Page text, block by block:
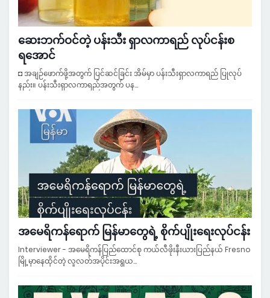
ဆေးဘက်ဝင်တဲ့ ပန်းသီး ရှာလကာရည် လုပ်ငန်းစ
ရအောင်
◘ အချဉ်ဖောက်ဖို့အတွက် ပြင်ဆင်ခြင်း အိမ်မှာ ပန်းသီးရှာလကာရည် ပြုလုပ်
နည်း။ ပန်းသီးရှာလကာရည်အတွက် ပန…
အမေရိကန်ရောက် မြန်မာတွေရဲ့ စိုက်ပျိုးရေးလုပ်ငန်း
Interviewer - အမေရိကန်ပြည်ထောင်စု ကယ်လီဖိုးနီးယားပြည်နယ် Fresno
မြို့မှာနေထိုင်တဲ့ လူလတ်အပိုင်းအရွယ…